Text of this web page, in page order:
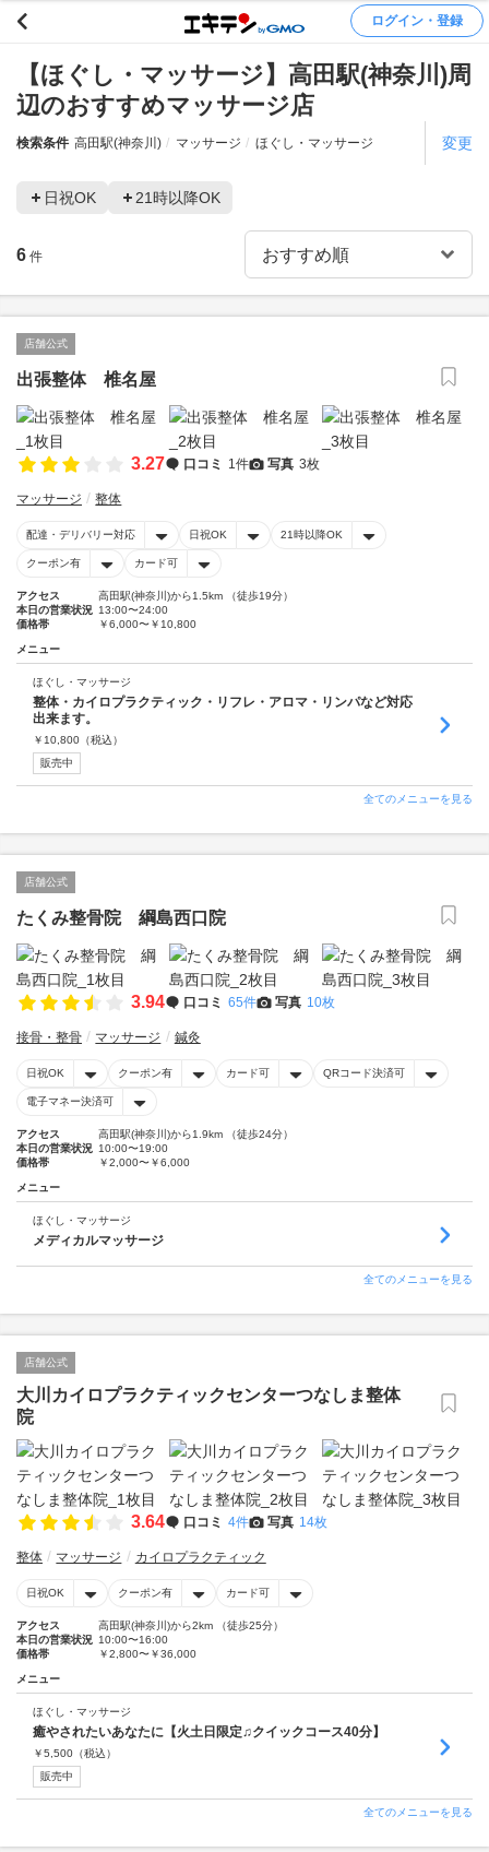
ログイン・登録
【ほぐし・マッサージ】高田駅(神奈川)周
辺のおすすめマッサージ店
検索条件 高田駅(神奈川) マッサージ ほぐし・マッサージ 変更
日祝OK 21時以降OK
6 件
店舗公式
出張整体 椎名屋
3.27 口コミ 1件 写真 3枚
マッサージ 整体
配達・デリバリー対応 日祝OK 21時以降OK
クーポン有 カード可
アクセス
高田駅(神奈川)から1.5km （徒歩19分）
本日の営業状況 13:00〜24:00
価格帯
￥6,000〜￥10,800
メニュー
ほぐし・マッサージ
整体・カイロプラクティック・リフレ・アロマ・リンパなど対応
出来ます。
￥ 10,800 （税込）
販売中
全てのメニューを見る
店舗公式
たくみ整骨院 綱島西口院
3.94 口コミ 65件 写真 10枚
接骨・整骨 マッサージ 鍼灸
日祝OK クーポン有 カード可 QRコード決済可
電子マネー決済可
アクセス
高田駅(神奈川)から1.9km （徒歩24分）
本日の営業状況 10:00〜19:00
価格帯
￥2,000〜￥6,000
メニュー
ほぐし・マッサージ
メディカルマッサージ
全てのメニューを見る
店舗公式
大川カイロプラクティックセンターつなしま整体
院
3.64 口コミ 4件 写真 14枚
整体 マッサージ カイロプラクティック
日祝OK クーポン有 カード可
アクセス
高田駅(神奈川)から2km （徒歩25分）
本日の営業状況 10:00〜16:00
価格帯
￥2,800〜￥36,000
メニュー
ほぐし・マッサージ
癒やされたいあなたに【火土日限定♫クイックコース40分】
￥5,500 （税込）
販売中
全てのメニューを見る